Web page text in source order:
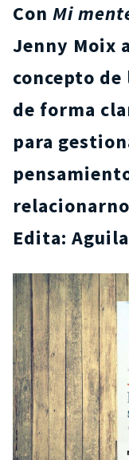
Con Mi
Jenny Moix
concepto
de forma
para
Edita: